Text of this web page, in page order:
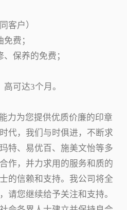
客户）
费；
保养的免费；
可达3个月。
力为您提供优质价廉的印章
代，我们与时俱进，不断求
特、易优百、施美文怡等多
作，并力求用的服务和质的
的信赖和支持。我公司将全
请您继续给予关注和支持。